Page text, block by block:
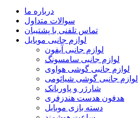
درباره ما
سوالات متداول
تماس تلفنی با پشتیبان
لوازم جانبی موبایل
لوازم جانبی آیفون
لوازم جانبی سامسونگ
لوازم جانبی گوشی هواوی
لوازم جانبی گوشی شیائومی
شارژر و پاوربانک
هدفون هدست هندزفری
دسته بازی موبایل